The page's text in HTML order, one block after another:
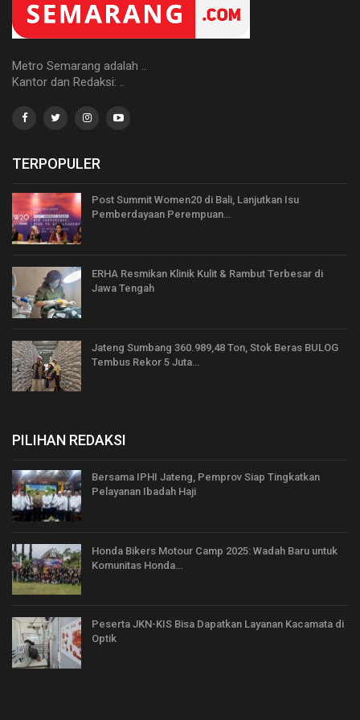
Metro Semarang adalah ..
Kantor dan Redaksi: ..
TERPOPULER
Post Summit Women20 di Bali, Lanjutkan Isu
Pemberdayaan Perempuan…
ERHA Resmikan Klinik Kulit & Rambut Terbesar di
Jawa Tengah
Jateng Sumbang 360.989,48 Ton, Stok Beras BULOG
Tembus Rekor 5 Juta…
PILIHAN REDAKSI
Bersama IPHI Jateng, Pemprov Siap Tingkatkan
Pelayanan Ibadah Haji
Honda Bikers Motour Camp 2025: Wadah Baru untuk
Komunitas Honda…
Peserta JKN-KIS Bisa Dapatkan Layanan Kacamata di
Optik